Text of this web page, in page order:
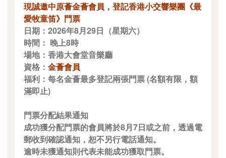
現誠邀中原薈金薈會員，登記香港小交響樂團《最
愛牧童笛》門票
日期：2026年8月29日（星期六）
時間： 晚上8時
場地：香港大會堂音樂廳
資格： 金薈會員
福利：每名金薈最多登記兩張門票 (名額有限，額
滿即止)
門票分配結果通知
成功獲分配門票的會員將於8月7日或之前，透過電
郵收到確認通知，恕不另行電話通知。
逾時未獲通知則代表未能成功獲取門票。